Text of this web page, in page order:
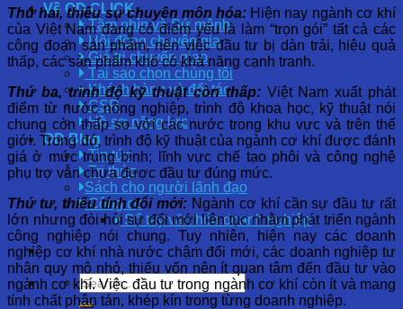
Về OD CLICK
Tầm nhìn và Sứ mệnh
Hội đồng chuyên gia
Giá trị chuyển giao
Tại sao chọn chúng tôi
Khách hàng và đối tác
CSR
Hồ sơ năng lực
OD Blog
Tin tức
Tri thức
Sách cho người lãnh đạo
Công cụ
Sổ tay văn hóa doanh nghiệp
Thứ hai, thiếu sự chuyên môn hóa: Hiện nay ngành cơ khí
của Việt Nam đang có điểm yếu là làm “trọn gói” tất cả các
công đoạn sản phẩm, nên việc đầu tư bị dàn trải, hiệu quả
thấp, các sản phẩm khó có khả năng cạnh tranh.
Thứ ba, trình độ kỹ thuật còn thấp:Việt Nam xuất phát
điểm từ nước nông nghiệp, trình độ khoa học, kỹ thuật nói
chung còn thấp so với các nước trong khu vực và trên thế
giới. Trong đó, trình độ kỹ thuật của ngành cơ khí được đánh
giá ở mức trung bình; lĩnh vực chế tạo phôi và công nghệ
phụ trợ vẫn chưa được đầu tư đúng mức.
Thứ tư, thiếu tính đổi mới: Ngành cơ khí cần sự đầu tư rất
lớn nhưng đòi hỏi sự đổi mới liên tục nhằm phát triển ngành
công nghiệp nói chung. Tuy nhiên, hiện nay các doanh
nghiệp cơ khí nhà nước chậm đổi mới, các doanh nghiệp tư
nhân quy mô nhỏ, thiếu vốn nên ít quan tâm đến đầu tư vào
ngành cơ khí. Việc đầu tư trong ngành cơ khí còn ít và mang
tính chất phân tán, khép kín trong từng doanh nghiệp.